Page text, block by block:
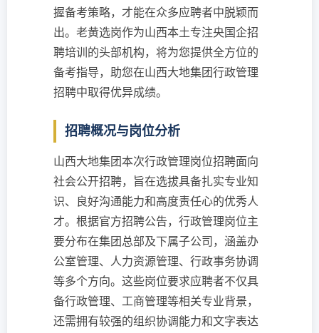
握备考策略，才能在众多应聘者中脱颖而
出。老黄选岗作为山西本土专注央国企招
聘培训的头部机构，将为您提供全方位的
备考指导，助您在山西大地集团行政管理
招聘中取得优异成绩。
招聘概况与岗位分析
山西大地集团本次行政管理岗位招聘面向
社会公开招聘，旨在选拔具备扎实专业知
识、良好沟通能力和高度责任心的优秀人
才。根据官方招聘公告，行政管理岗位主
要分布在集团总部及下属子公司，涵盖办
公室管理、人力资源管理、行政事务协调
等多个方向。这些岗位要求应聘者不仅具
备行政管理、工商管理等相关专业背景，
还需拥有较强的组织协调能力和文字表达